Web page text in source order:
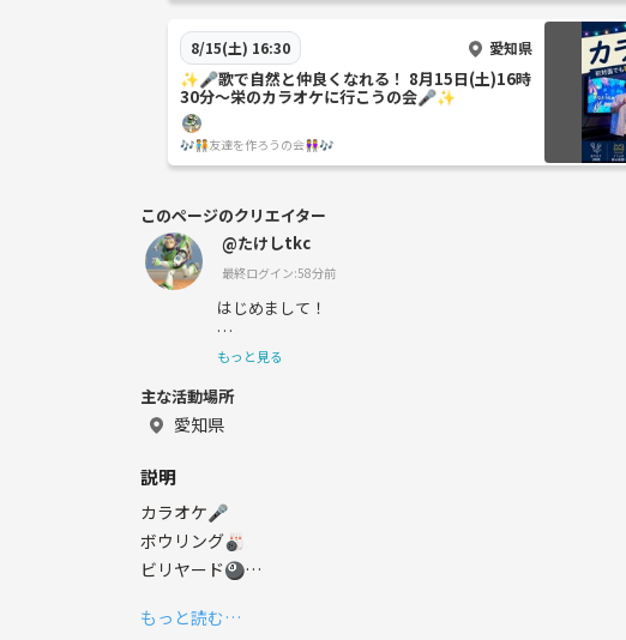
8/15(土) 16:30 愛知県
✨️🎤歌で自然と仲良くなれる！ 8月15日(土)16時
30分〜栄のカラオケに行こうの会🎤✨️
🎶🧑‍🤝‍🧑友達を作ろうの会👭🎶
このページのクリエイター
@たけしtkc
最終ログイン:58分前
はじめまして！
たけしといいます㊚
猫、量子力学、サッカーなど好きです⭐️🐱🍰⛩️🍺👾🎤🎶
気の合う友達ができたら嬉しいです！
もっと見る
主な活動場所
愛知県
説明
カラオケ🎤
ボウリング🎳
ビリヤード🎱
モーニング☕
もっと読む…